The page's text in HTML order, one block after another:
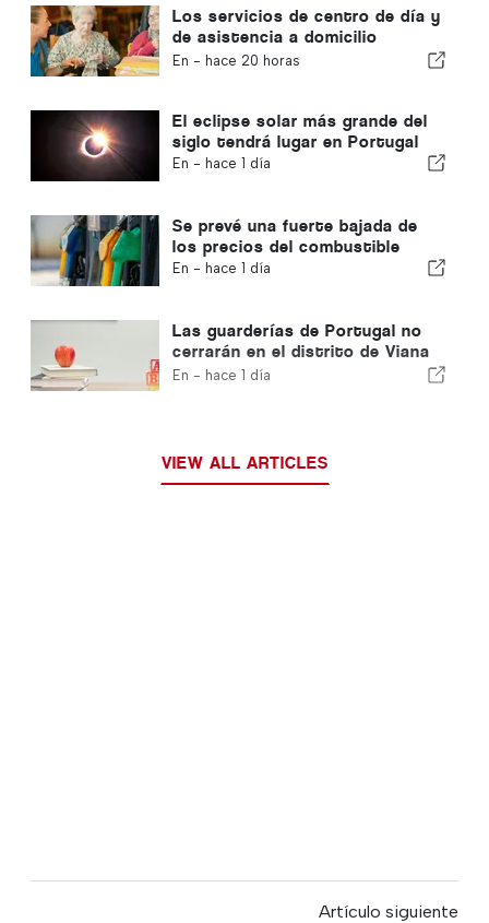
Los servicios de centro de día y
de asistencia a domicilio
volverán al municipio de Portugal
En - hace 20 horas
El eclipse solar más grande del
siglo tendrá lugar en Portugal
En - hace 1 día
Se prevé una fuerte bajada de
los precios del combustible
En - hace 1 día
Las guarderías de Portugal no
cerrarán en el distrito de Viana
do Castelo
En - hace 1 día
VIEW ALL ARTICLES
Artículo siguiente